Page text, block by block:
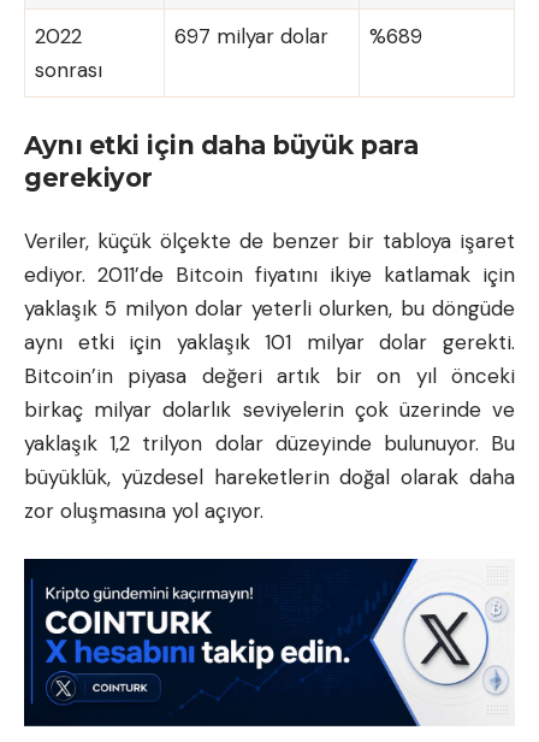
2022
sonrası
697 milyar dolar %689
Aynı etki için daha büyük para
gerekiyor
Veriler, küçük ölçekte de benzer bir tabloya işaret
ediyor. 2011’de Bitcoin fiyatını ikiye katlamak için
yaklaşık 5 milyon dolar yeterli olurken, bu döngüde
aynı etki için yaklaşık 101 milyar dolar gerekti.
Bitcoin’in piyasa değeri artık bir on yıl önceki
birkaç milyar dolarlık seviyelerin çok üzerinde ve
yaklaşık 1,2 trilyon dolar düzeyinde bulunuyor. Bu
büyüklük, yüzdesel hareketlerin doğal olarak daha
zor oluşmasına yol açıyor.